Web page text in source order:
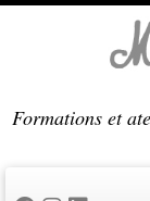
Formations et